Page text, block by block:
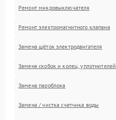
Ремонт микровыключателя
Ремонт электромагнитного клапана
Замена щёток электродвигателя
Замена скобок и колец, уплотнителей
Замена пароблока
Замена / чистка счетчика воды